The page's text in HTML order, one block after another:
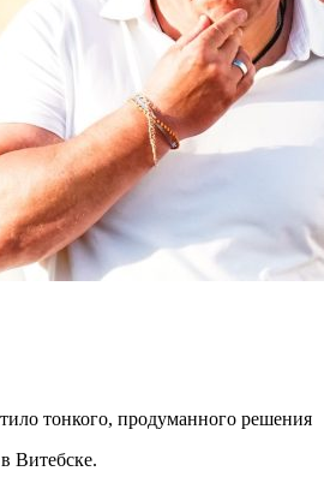
тонкого, продуманного решения
Витебске.